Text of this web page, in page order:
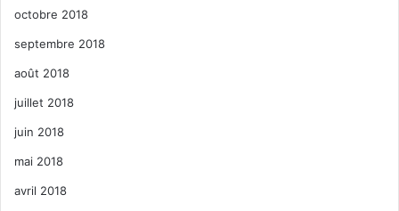
octobre 2018
septembre 2018
août 2018
juillet 2018
juin 2018
mai 2018
avril 2018